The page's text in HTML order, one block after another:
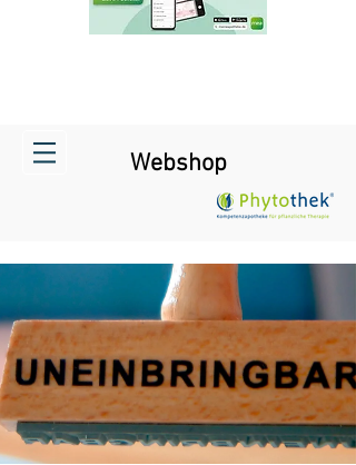
Webshop